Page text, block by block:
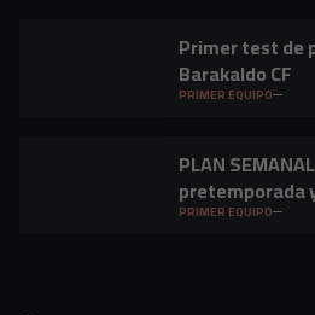
Primer test de
Barakaldo CF
PRIMER EQUIPO
PLAN
pretemporada
vista
PRIMER EQUIPO